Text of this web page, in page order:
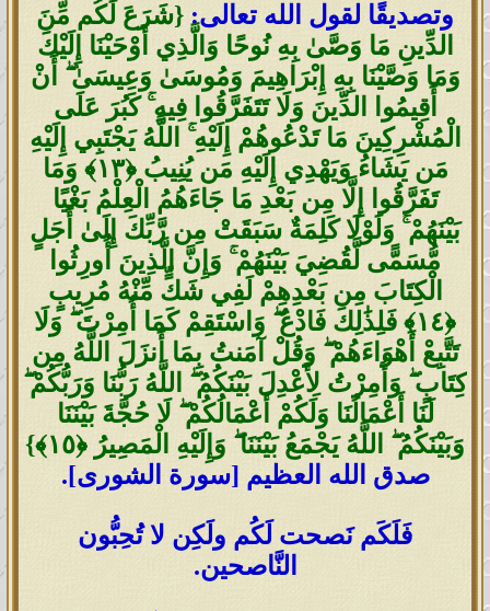
وتصديقًا لقول الله تعالى: {شَرَعَ لَكُم مِّنَ
الدِّينِ مَا وَصَّىٰ بِهِ نُوحًا وَالَّذِي أَوْحَيْنَا إِلَيْكَ
وَمَا وَصَّيْنَا بِهِ إِبْرَاهِيمَ وَمُوسَىٰ وَعِيسَىٰ ۖ أَنْ
أَقِيمُوا الدِّينَ وَلَا تَتَفَرَّقُوا فِيهِ ۚ كَبُرَ عَلَى
الْمُشْرِكِينَ مَا تَدْعُوهُمْ إِلَيْهِ ۚ اللَّهُ يَجْتَبِي إِلَيْهِ
مَن يَشَاءُ وَيَهْدِي إِلَيْهِ مَن يُنِيبُ ‎﴿١٣﴾‏ وَمَا
تَفَرَّقُوا إِلَّا مِن بَعْدِ مَا جَاءَهُمُ الْعِلْمُ بَغْيًا
بَيْنَهُمْ ۚ وَلَوْلَا كَلِمَةٌ سَبَقَتْ مِن رَّبِّكَ إِلَىٰ أَجَلٍ
مُّسَمًّى لَّقُضِيَ بَيْنَهُمْ ۚ وَإِنَّ الَّذِينَ أُورِثُوا
الْكِتَابَ مِن بَعْدِهِمْ لَفِي شَكٍّ مِّنْهُ مُرِيبٍ
‎﴿١٤﴾‏ فَلِذَٰلِكَ فَادْعُ ۖ وَاسْتَقِمْ كَمَا أُمِرْتَ ۖ وَلَا
تَتَّبِعْ أَهْوَاءَهُمْ ۖ وَقُلْ آمَنتُ بِمَا أَنزَلَ اللَّهُ مِن
كِتَابٍ ۖ وَأُمِرْتُ لِأَعْدِلَ بَيْنَكُمُ ۖ اللَّهُ رَبُّنَا وَرَبُّكُمْ ۖ
لَنَا أَعْمَالُنَا وَلَكُمْ أَعْمَالُكُمْ ۖ لَا حُجَّةَ بَيْنَنَا
وَبَيْنَكُمُ ۖ اللَّهُ يَجْمَعُ بَيْنَنَا ۖ وَإِلَيْهِ الْمَصِيرُ ‎﴿١٥﴾‏}
صدق الله العظيم [سورة الشورى].
فَلَكَم نَصحت لَكُم ولَكِن لا تُحِبُّون
النَّاصحين.